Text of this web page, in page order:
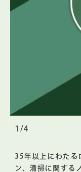
1/4
35年以上にわたる
ン、清掃に関する